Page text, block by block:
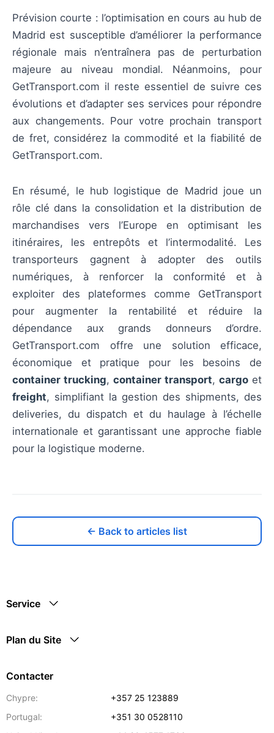
Prévision courte : l’optimisation en cours au hub de
Madrid est susceptible d’améliorer la performance
régionale mais n’entraînera pas de perturbation
majeure au niveau mondial. Néanmoins, pour
GetTransport.com il reste essentiel de suivre ces
évolutions et d’adapter ses services pour répondre
aux changements. Pour votre prochain transport
de fret, considérez la commodité et la fiabilité de
GetTransport.com.
En résumé, le hub logistique de Madrid joue un
rôle clé dans la consolidation et la distribution de
marchandises vers l’Europe en optimisant les
itinéraires, les entrepôts et l’intermodalité. Les
transporteurs gagnent à adopter des outils
numériques, à renforcer la conformité et à
exploiter des plateformes comme GetTransport
pour augmenter la rentabilité et réduire la
dépendance aux grands donneurs d’ordre.
GetTransport.com offre une solution efficace,
économique et pratique pour les besoins de
container trucking, container transport, cargo et
freight, simplifiant la gestion des shipments, des
deliveries, du dispatch et du haulage à l’échelle
internationale et garantissant une approche fiable
pour la logistique moderne.
← Back to articles list
Service
Plan du Site
Contacter
Chypre:
+357 25 123889
Portugal:
+351 30 0528110